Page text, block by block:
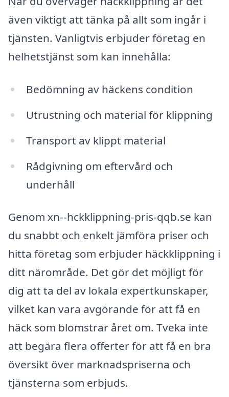
även viktigt att tänka på allt som ingår i
tjänsten. Vanligtvis erbjuder företag en
helhetstjänst som kan innehålla:
Bedömning av häckens condition
Utrustning och material för klippning
Transport av klippt material
Rådgivning om eftervård och
underhåll
Genom xn--hckklippning-pris-qqb.se kan
du snabbt och enkelt jämföra priser och
hitta företag som erbjuder häckklippning i
ditt närområde. Det gör det möjligt för
dig att ta del av lokala expertkunskaper,
vilket kan vara avgörande för att få en
häck som blomstrar året om. Tveka inte
att begära flera offerter för att få en bra
översikt över marknadspriserna och
tjänsterna som erbjuds.